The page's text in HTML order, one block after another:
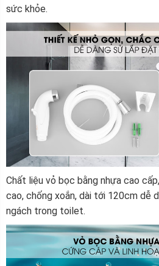
sức khỏe.
Chất liệu vỏ bọc bằng nhựa cao
cao, chống xoắn, dài tới 120cm dễ
ngách trong toilet.